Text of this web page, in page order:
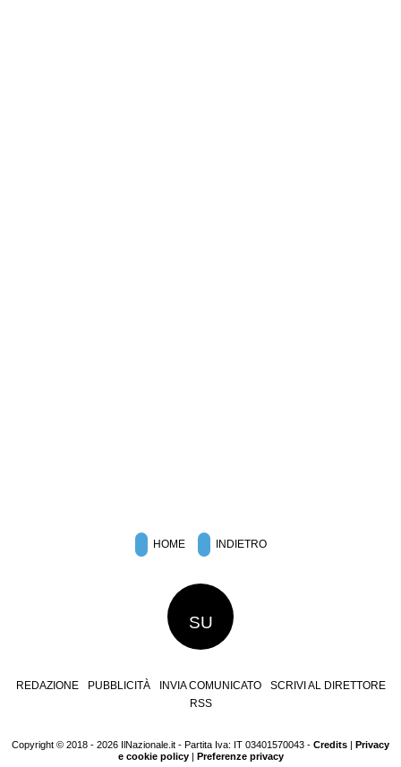
HOME INDIETRO
SU
REDAZIONE PUBBLICITÀ INVIA COMUNICATO
SCRIVI AL DIRETTORE
RSS
Copyright © 2018 - 2026 IlNazionale.it - Partita Iva: IT 03401570043 - Credits
Privacy
e cookie policy| Preferenze privacy